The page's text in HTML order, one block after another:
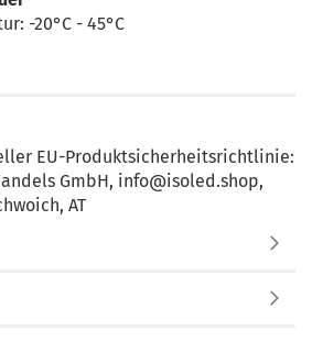
-20°C - 45°C
EU-Produktsicherheitsrichtlinie:
GmbH, info@isoled.shop,
AT